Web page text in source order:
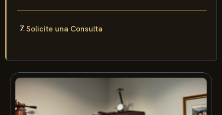
Solicite una Consulta